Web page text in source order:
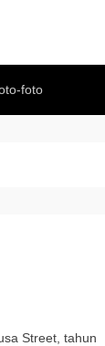
foto
Street, tahun